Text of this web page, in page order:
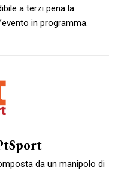
a terzi pena la
in programma.
da un manipolo di